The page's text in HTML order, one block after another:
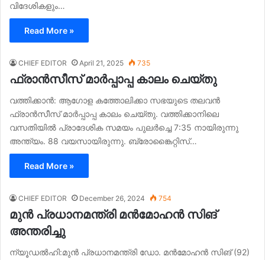
വിദേശികളും…
Read More »
CHIEF EDITOR April 21, 2025 735
ഫ്രാൻസീസ് മാർപ്പാപ്പ കാലം ചെയ്തു
വത്തിക്കാൻ: ആഗോള കത്തോലിക്കാ സഭയുടെ തലവൻ
ഫ്രാൻസീസ് മാർപ്പാപ്പ കാലം ചെയ്തു. വത്തിക്കാനിലെ
വസതിയിൽ പ്രാദേശിക സമയം പുലർച്ചെ 7:35 നായിരുന്നു
അന്ത്യം. 88 വയസായിരുന്നു. ബ്രോങ്കൈറ്റിസ്…
Read More »
CHIEF EDITOR December 26, 2024 754
മുൻ പ്രധാനമന്ത്രി മൻമോഹൻ സിങ്
അന്തരിച്ചു
ന്യൂഡൽഹി:മുൻ പ്രധാനമന്ത്രി ഡോ. മൻമോഹൻ സിങ് (92)